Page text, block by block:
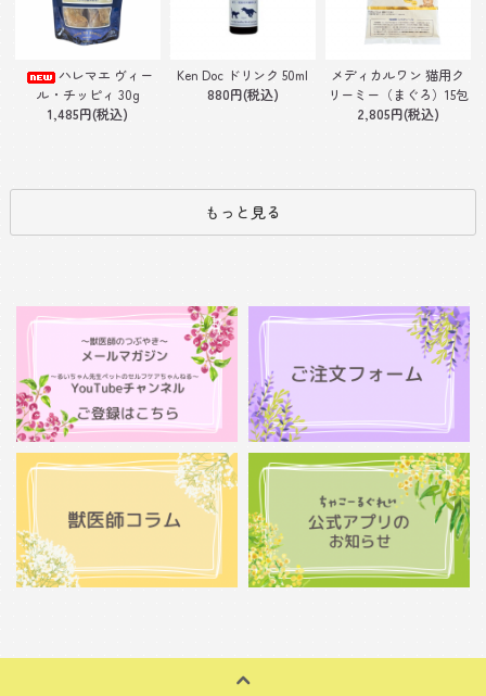
ハレマエ ヴィー
ル・チッピィ 30g
1,485円(税込)
Ken Doc ドリンク 50ml
880円(税込)
メディカルワン 猫用ク
リーミー（まぐろ）15包
2,805円(税込)
もっと見る